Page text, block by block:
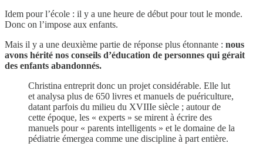
Idem pour l’école : il y a une heure de début pour tout le monde.
Donc on l’impose aux enfants.
Mais il y a une deuxième partie de réponse plus étonnante : nous
avons hérité nos conseils d’éducation de personnes qui gérait
des enfants abandonnés.
Christina entreprit donc un projet considérable. Elle lut
et analysa plus de 650 livres et manuels de puériculture,
datant parfois du milieu du XVIIIe siècle ; autour de
cette époque, les « experts » se mirent à écrire des
manuels pour « parents intelligents » et le domaine de la
pédiatrie émergea comme une discipline à part entière.